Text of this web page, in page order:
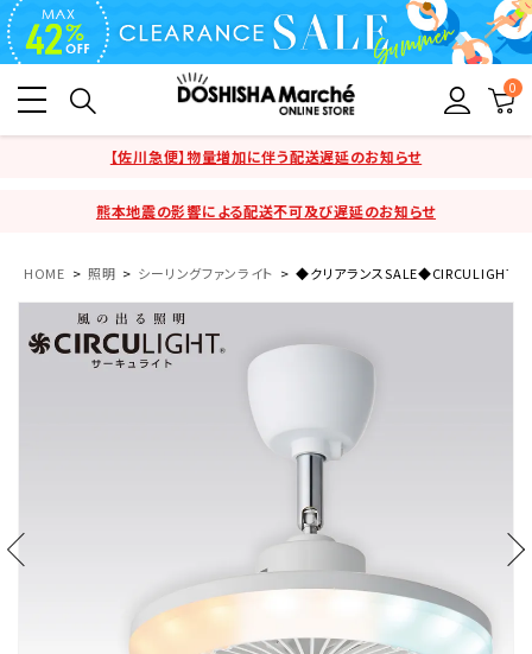
0
【佐川急便】物量増加に伴う配送遅延のお知らせ
熊本地震の影響による配送不可及び遅延のお知らせ
HOME 照明 シーリングファンライト ◆クリアランスSALE◆CIRCULIGHT(サ